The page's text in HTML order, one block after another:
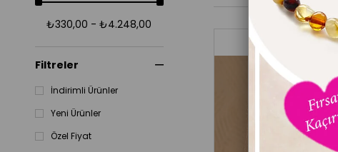
₺330,00 - ₺4.248,00
Filtreler
İndirimli Ürünler
Yeni Ürünler
Özel Fiyat